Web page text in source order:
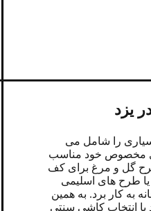
یزد
را شامل می
مخصوص خود مناسب
گل و مرغ برای کف
طرح های اسلیمی
به کار برد. به همین
یا انتخاب کاشی سنتی